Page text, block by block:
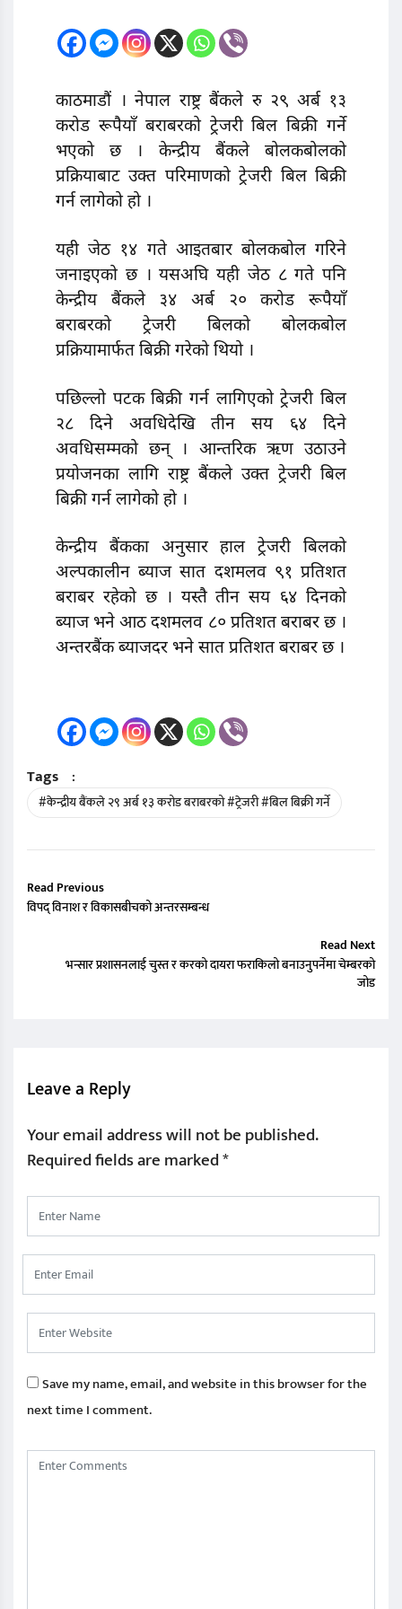
काठमाडाैं । नेपाल राष्ट्र बैंकले रु २९ अर्ब १३
करोड रूपैयाँ बराबरको ट्रेजरी बिल बिक्री गर्ने
भएको छ । केन्द्रीय बैंकले बोलकबोलको
प्रक्रियाबाट उक्त परिमाणको ट्रेजरी बिल बिक्री
गर्न लागेको हो ।
यही जेठ १४ गते आइतबार बोलकबोल गरिने
जनाइएको छ । यसअघि यही जेठ ८ गते पनि
केन्द्रीय बैंकले ३४ अर्ब २० करोड रूपैयाँ
बराबरको ट्रेजरी बिलको बोलकबोल
प्रक्रियामार्फत बिक्री गरेको थियो ।
पछिल्लो पटक बिक्री गर्न लागिएको ट्रेजरी बिल
२८ दिने अवधिदेखि तीन सय ६४ दिने
अवधिसम्मको छन् । आन्तरिक ऋण उठाउने
प्रयोजनका लागि राष्ट्र बैंकले उक्त ट्रेजरी बिल
बिक्री गर्न लागेको हो ।
केन्द्रीय बैंकका अनुसार हाल ट्रेजरी बिलको
अल्पकालीन ब्याज सात दशमलव ९१ प्रतिशत
बराबर रहेको छ । यस्तै तीन सय ६४ दिनको
ब्याज भने आठ दशमलव ८० प्रतिशत बराबर छ ।
अन्तरबैंक ब्याजदर भने सात प्रतिशत बराबर छ ।
Tags :
#केन्द्रीय बैंकले २९ अर्ब १३ करोड बराबरको #ट्रेजरी #बिल बिक्री गर्ने
Read Previous
विपद् विनाश र विकासबीचको अन्तरसम्बन्ध
Read Next
भन्सार प्रशासनलाई चुस्त र करको दायरा फराकिलो बनाउनुपर्नेमा चेम्बरको
जोड
Leave a Reply
Your email address will not be published.
Required fields are marked*
Save my name, email, and website in this browser for the
next time I comment.